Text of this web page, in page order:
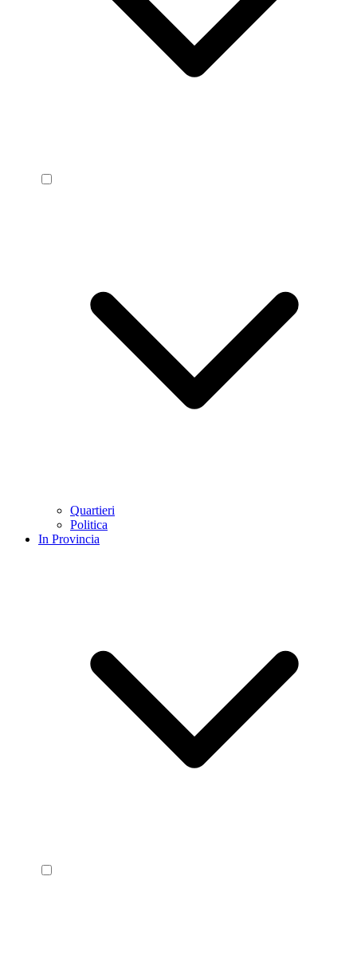
Quartieri
Politica
In Provincia